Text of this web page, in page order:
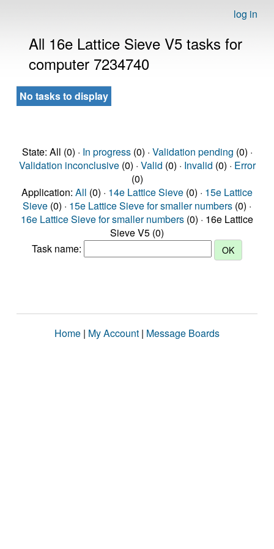
log in
All 16e Lattice Sieve V5 tasks for
computer 7234740
No tasks to display
State: All (0) · In progress(0) · Validation pending (0) ·
Validation inconclusive(0) · Valid (0) · Invalid (0) · Error
(0)
Application: All (0) · 14e Lattice Sieve (0) · 15e Lattice
Sieve (0) · 15e Lattice Sieve for smaller numbers (0) ·
16e Lattice Sieve for smaller numbers (0) · 16e Lattice
Sieve V5 (0)
Task name:
Home | My Account | Message Boards